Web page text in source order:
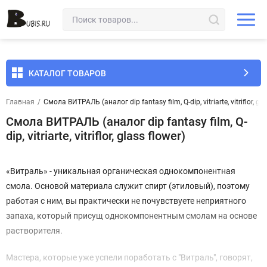
КАТАЛОГ ТОВАРОВ
Главная / Смола ВИТРАЛЬ (аналог dip fantasy film, Q-dip, vitriarte, vitriflor,
Смола ВИТРАЛЬ (аналог dip fantasy film, Q-
dip, vitriarte, vitriflor, glass flower)
«Витраль» - уникальная органическая однокомпонентная
смола. Основой материала служит спирт (этиловый), поэтому
работая с ним, вы практически не почувствуете неприятного
запаха, который присущ однокомпонентным смолам на основе
растворителя.
Мастера, которые уже успели поработать с "Витраль", говорят,